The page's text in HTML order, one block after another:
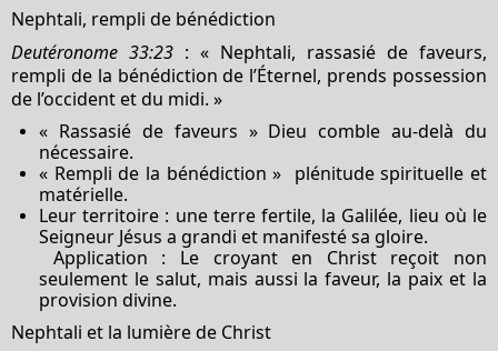
Nephtali, rempli de bénédiction
Deutéronome 33:23 : « Nephtali, rassasié de faveurs,
rempli de la bénédiction de l’Éternel, prends possession
de l’occident et du midi. »
« Rassasié de faveurs » Dieu comble au-delà du
nécessaire.
« Rempli de la bénédiction » plénitude spirituelle et
matérielle.
Leur territoire : une terre fertile, la Galilée, lieu où le
Seigneur Jésus a grandi et manifesté sa gloire.
Application : Le croyant en Christ reçoit non
seulement le salut, mais aussi la faveur, la paix et la
provision divine.
Nephtali et la lumière de Christ